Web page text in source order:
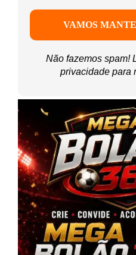
Não fazemos spam!
privacidadepara